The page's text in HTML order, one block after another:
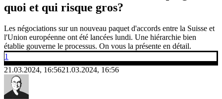
quoi et qui risque gros?
Les négociations sur un nouveau paquet d'accords entre la Suisse et
l'Union européenne ont été lancées lundi. Une hiérarchie bien
établie gouverne le processus. On vous la présente en détail.
1
21.03.2024, 16:5621.03.2024, 16:56